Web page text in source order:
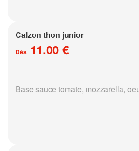
Calzon thon junior
Dès 11.00 €
Base sauce tomate, mozzarella,